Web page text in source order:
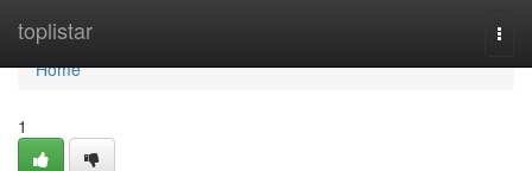
toplistar
Home
Home
1